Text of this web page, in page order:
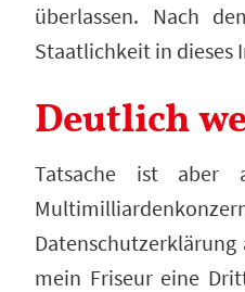
überlassen. Nach
Staatlichkeit in dieses
Deutlich
Tatsache ist aber
mein Friseur eine